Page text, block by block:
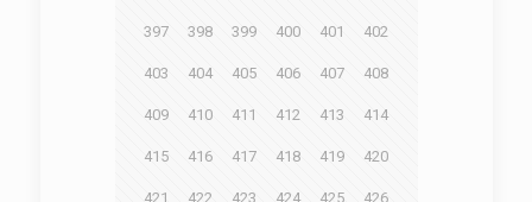
397 398 399 400 401 402
403 404 405 406 407 408
409 410 411 412 413 414
415 416 417 418 419 420
421 422 423 424 425 426